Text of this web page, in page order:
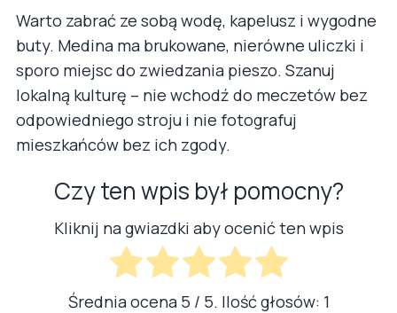
Warto zabrać ze sobą wodę, kapelusz i wygodne
buty. Medina ma brukowane, nierówne uliczki i
sporo miejsc do zwiedzania pieszo. Szanuj
lokalną kulturę – nie wchodź do meczetów bez
odpowiedniego stroju i nie fotografuj
mieszkańców bez ich zgody.
Czy ten wpis był pomocny?
Kliknij na gwiazdki aby ocenić ten wpis
Średnia ocena 5 / 5. Ilość głosów: 1